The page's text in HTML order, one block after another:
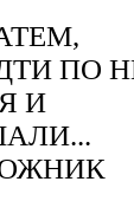
ПО
И